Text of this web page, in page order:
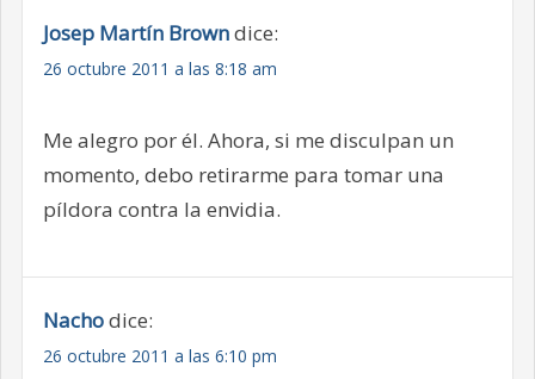
Josep Martín Browndice:
26 octubre 2011 a las 8:18 am
Me alegro por él. Ahora, si me disculpan un
momento, debo retirarme para tomar una
píldora contra la envidia.
Nachodice:
26 octubre 2011 a las 6:10 pm